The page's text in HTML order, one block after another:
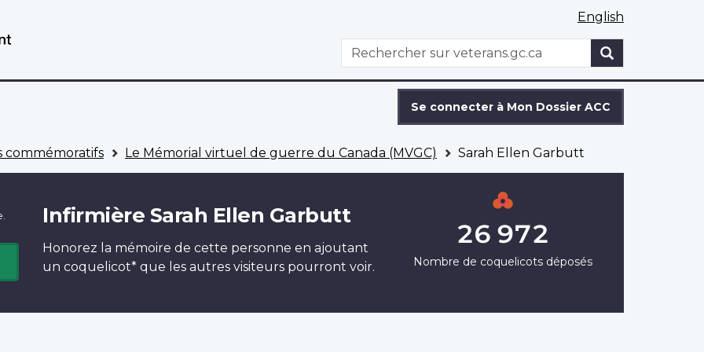
English
WxT
Search
Rechercher
Se connecter à Mon Dossier ACC
commémoratifs Le Mémorial virtuel de guerre du Canada (MVGC) Sarah Ellen Garbutt
Infirmière Sarah Ellen Garbutt
Honorez la mémoire de cette personne en ajoutant
un coquelicot* que les autres visiteurs pourront voir.
26 972
Nombre de coquelicots déposés